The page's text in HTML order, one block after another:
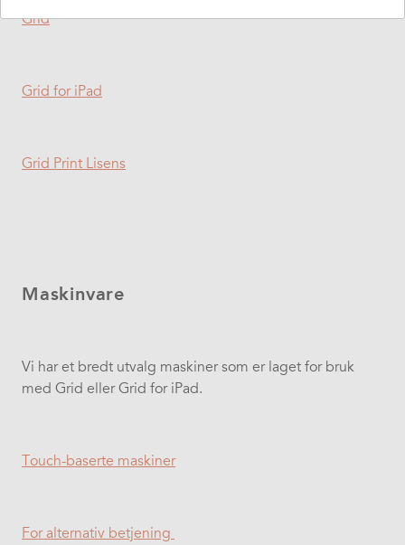
Grid
Grid for iPad
Grid Print Lisens
Maskinvare
Vi har et bredt utvalg maskiner som er laget for bruk
med Grid eller Grid for iPad.
Touch-baserte maskiner
For alternativ betjening